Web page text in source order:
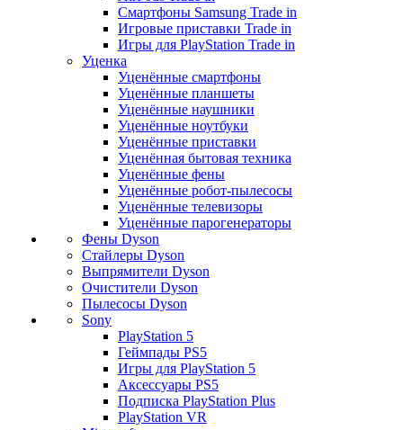
Смартфоны Samsung Trade in
Игровые приставки Trade in
Игры для PlayStation Trade in
Уценка
Уценённые смартфоны
Уценённые планшеты
Уценённые наушники
Уценённые ноутбуки
Уценённые приставки
Уценённая бытовая техника
Уценённые фены
Уценённые робот-пылесосы
Уценённые телевизоры
Уценённые парогенераторы
Фены Dyson
Стайлеры Dyson
Выпрямители Dyson
Очистители Dyson
Пылесосы Dyson
Sony
PlayStation 5
Геймпады PS5
Игры для PlayStation 5
Аксессуары PS5
Подписка PlayStation Plus
PlayStation VR